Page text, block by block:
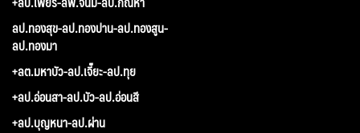
ลป.ทองสุข-ลป.ทองปาน-ลป.ทองสูน-
ลป.ทองมา
+ลต.มหาบัว-ลป.เจี๊ยะ-ลป.ทุย
+ลป.อ่อนสา-ลป.บัว-ลป.อ่อนสี
+ลป.บุญหนา-ลป.ผ่าน